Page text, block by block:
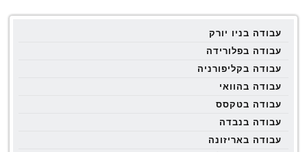
עבודה בניו יורק
עבודה בפלורידה
עבודה בקליפורניה
עבודה בהוואי
עבודה בטקסס
עבודה בנבדה
עבודה באריזונה